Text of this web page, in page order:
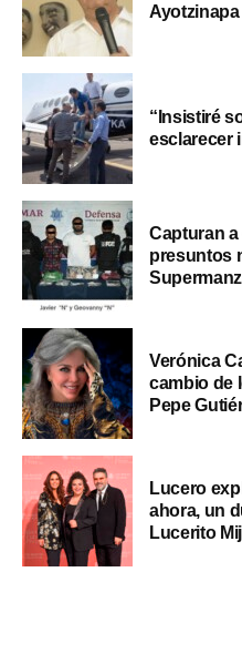
Ayotzinapa
“Insistiré
esclarecer
Capturan
presuntos
Verónica
cambio de
Pepe
Lucero
ahora, un
Lucerito